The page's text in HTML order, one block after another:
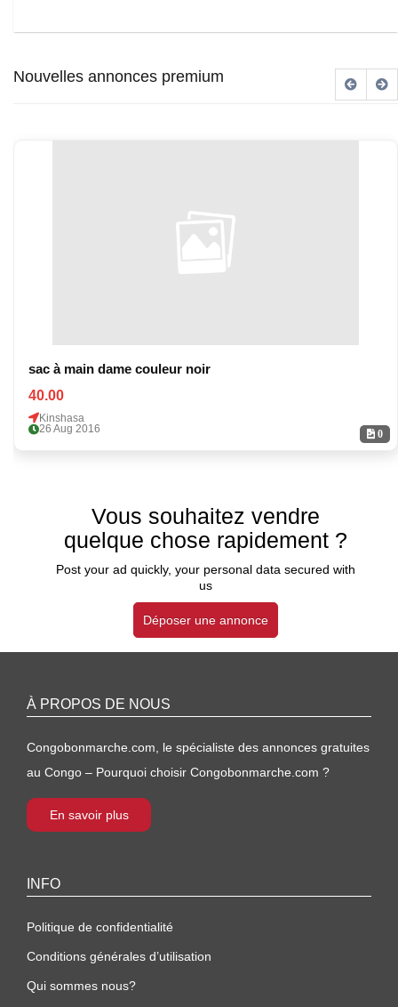
Nouvelles annonces premium
0
sac à main dame couleur noir
40.00
Kinshasa
26 Aug 2016
Vous souhaitez vendre
quelque chose rapidement ?
Post your ad quickly, your personal data secured with
us
Déposer une annonce
À PROPOS DE NOUS
Congobonmarche.com, le spécialiste des annonces gratuites
au Congo – Pourquoi choisir Congobonmarche.com ?
En savoir plus
INFO
Politique de confidentialité
Conditions générales d’utilisation
Qui sommes nous?